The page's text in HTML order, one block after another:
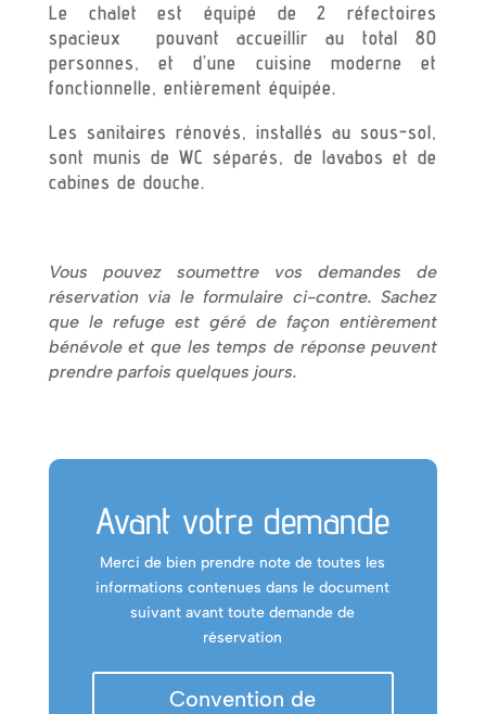
Le chalet est équipé de 2 réfectoires
spacieux pouvant accueillir au total 80
personnes, et d’une cuisine moderne et
fonctionnelle, entièrement équipée.
Les sanitaires rénovés, installés au sous-sol,
sont munis de WC séparés, de lavabos et de
cabines de douche.
Vous pouvez soumettre vos demandes de
réservation via le formulaire ci-contre. Sachez
que le refuge est géré de façon entièrement
bénévole et que les temps de réponse peuvent
prendre parfois quelques jours.
Avant votre demande
Merci de bien prendre note de toutes les
informations contenues dans le document
suivant avant toute demande de
réservation
Convention de